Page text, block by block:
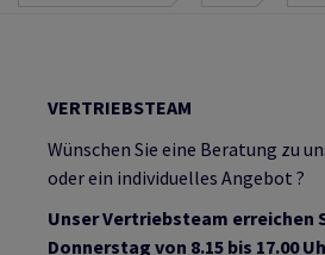
VERTRIEBSTEAM
Wünschen Sie eine Beratung zu
oder ein individuelles Angebot ?
Unser Vertriebsteam erreichen
Donnerstag von 8.15 bis 17.00